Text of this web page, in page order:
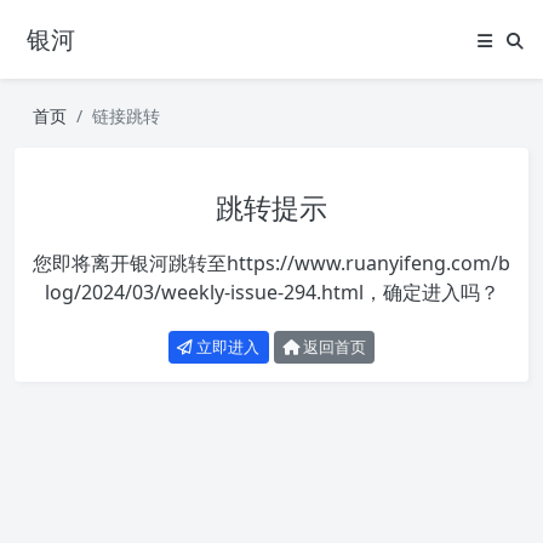
银河
首页 链接跳转
跳转提示
您即将离开银河跳转至https://www.ruanyifeng.com/b
log/2024/03/weekly-issue-294.html ，确定进入吗？
立即进入 返回首页